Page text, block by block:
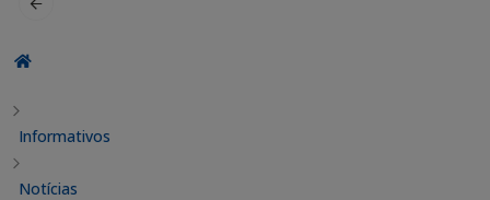
Informativos
Notícias